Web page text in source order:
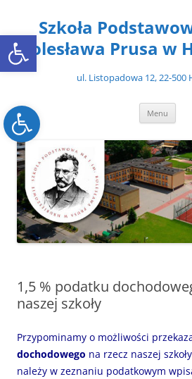
Open toolbar
Open toolbar
treściSzkoła
Bolesława Prusa w
ul. Listopadowa 12, 22-500
Menu
1,5 % podatku
naszej szkoły
Przypominamy o możliwości
dochodowego na rzecz naszej
należy w zeznaniu podatkowym